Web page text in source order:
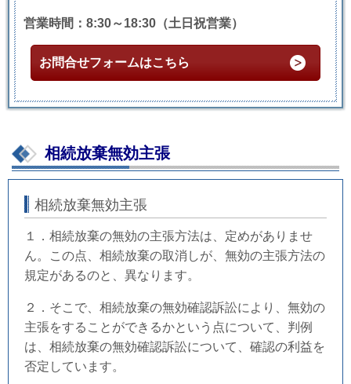
営業時間：8:30～18:30（土日祝営業）
お問合せフォームはこちら
相続放棄無効主張
相続放棄無効主張
１．相続放棄の無効の主張方法は、定めがありませ
ん。この点、相続放棄の取消しが、無効の主張方法の
規定があるのと、異なります。
２．そこで、相続放棄の無効確認訴訟により、無効の
主張をすることができるかという点について、判例
は、相続放棄の無効確認訴訟について、確認の利益を
否定しています。